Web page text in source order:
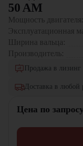
50 AM
Мощность двигателя:
Эксплуатационная
Ширина вальца:
Производитель:
Продажа в
Доставка в любой
Цена по